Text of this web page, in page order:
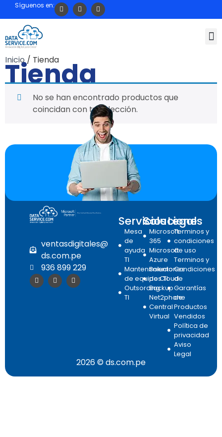
Síguenos en:
Inicio/ Tienda
Tienda
No se han encontrado productos que
coincidan con tu selección.
ventasdigitales@
ds.com.pe
936 899 229
Servicios
Mesa
de
ayuda
TI
Mantenimiento
de equipos TI
Outsorcing
TI
Soluciones
Microsoft
365
Microsoft
Azure
Soluciones
de Cloud
Backup
Net2phone
Central
Virtual
Legal
Terminos y
condiciones
de uso
Terminos y
Condiciones
de
Garantías
de
Productos
Vendidos
Política de
privacidad
Aviso
Legal
2026 © ds.com.pe